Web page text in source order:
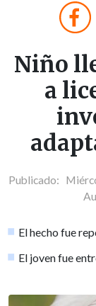
Niño
a
Publicado:
El hecho fue
El joven fue